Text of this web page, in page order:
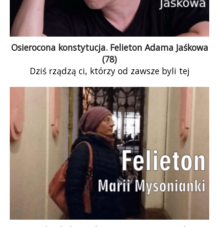
Osierocona konstytucja. Felieton Adama Jaśkowa
(78)
Dziś rządzą ci, którzy od zawsze byli tej
wierni sobie, a nie Konstytucji, prawu czy innym
normatywnym imponderabiliom. Prof.
Falandysz, specjalista od reinterpretacji i
obchodzenia prawa, mógłby obecnie zostać
uznany za wzór prawnego rygoryzmu. Dziś już
nikt nawet nie stara się uzasadniać (bo i pewnie
nie umiałby tego zrobić) kolejnych egzekucji
dokonywanych na Konstytucji.